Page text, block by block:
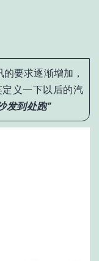
要求逐渐增加，
义一下以后的汽
发到处跑”